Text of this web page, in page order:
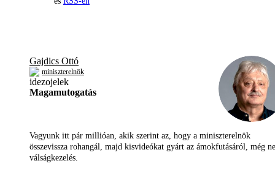
Gajdics Ottó
miniszterelnök
Magamutogatás
Vagyunk itt pár millióan, akik szerint az, hogy a miniszterelnök
összevissza rohangál, majd kisvideókat gyárt az ámokfutásáról, még
válságkezelés.